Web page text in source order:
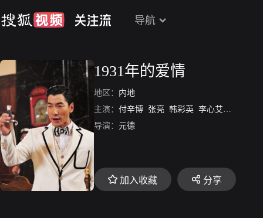
导航
1931年的爱情
地区： 内地
主演： 付辛博 张亮 韩彩英 李心艾 赵擎
导演： 元德
加入收藏 分享